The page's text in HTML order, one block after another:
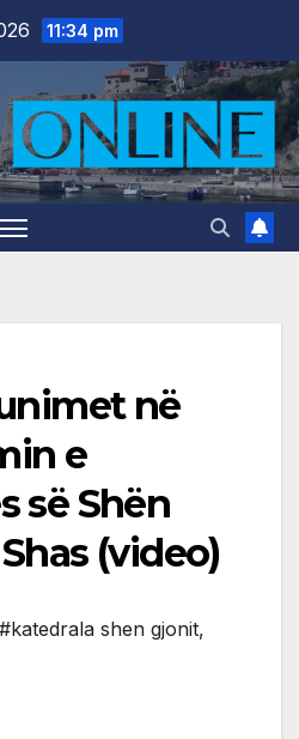
11:34 pm
në
e
së Shën
(video)
#katedrala shen gjonit,